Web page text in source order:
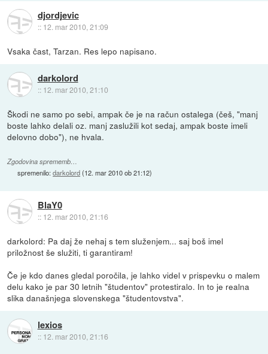
djordjevic
:: 12. mar 2010, 21:09
Vsaka čast, Tarzan. Res lepo napisano.
darkolord
:: 12. mar 2010, 21:10
Škodi ne samo po sebi, ampak če je na račun ostalega (češ, "manj
boste lahko delali oz. manj zaslužili kot sedaj, ampak boste imeli
delovno dobo"), ne hvala.
Zgodovina sprememb…
spremenilo:darkolord(12. mar 2010 ob 21:12)
BlaY0
:: 12. mar 2010, 21:16
darkolord: Pa daj že nehaj s tem služenjem... saj boš imel
priložnost še služiti, ti garantiram!
Če je kdo danes gledal poročila, je lahko videl v prispevku o malem
delu kako je par 30 letnih "študentov" protestiralo. In to je realna
slika današnjega slovenskega "študentovstva".
lexios
:: 12. mar 2010, 21:16